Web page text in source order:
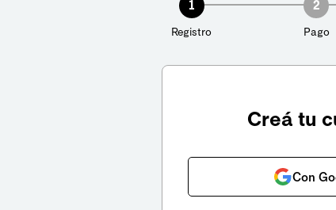
1
Registro
2
Pago
Creá tu
Con